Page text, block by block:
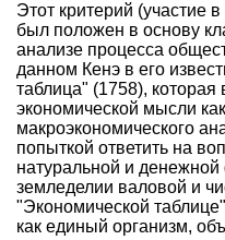
Этот критерий (участие
был положен в основу
анализе процесса
данном Кенэ в его
таблица" (1758),
экономической мысли
макроэкономического
попыткой ответить на
натуральной и
земледелии валовой и
"Экономической
как единый организм,